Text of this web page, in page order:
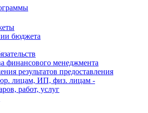
бюджета
финансового менеджмента
результатов предоставления
лицам, ИП, физ. лицам -
работ, услуг